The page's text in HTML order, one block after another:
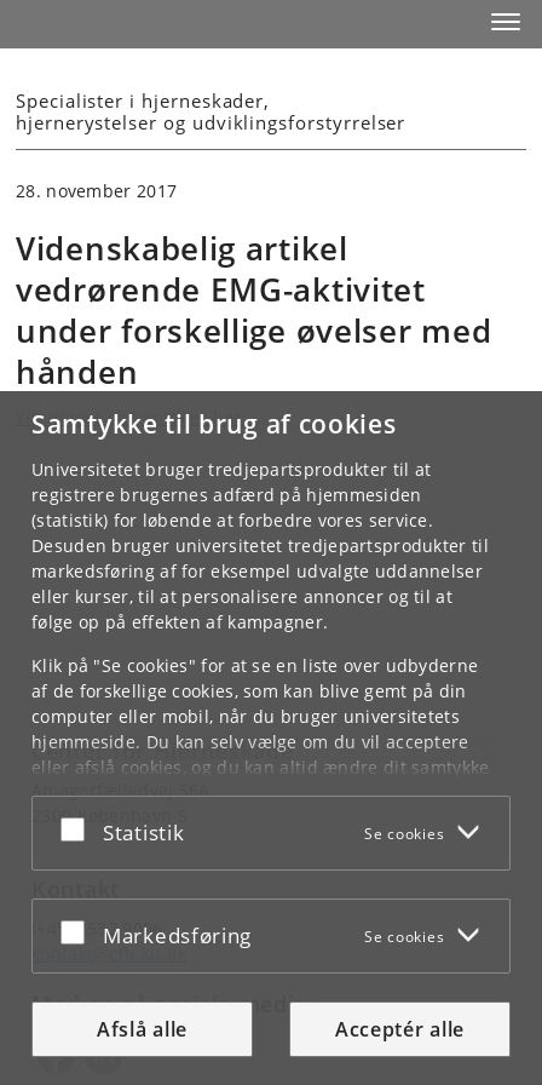
Samtykke til brug af cookies
Universitetet bruger tredjepartsprodukter til at
registrere brugernes adfærd på hjemmesiden
(statistik) for løbende at forbedre vores service.
Desuden bruger universitetet tredjepartsprodukter til
markedsføring af for eksempel udvalgte uddannelser
eller kurser, til at personalisere annoncer og til at
følge op på effekten af kampagner.
Klik på "Se cookies" for at se en liste over udbyderne
af de forskellige cookies, som kan blive gemt på din
computer eller mobil, når du bruger universitetets
hjemmeside. Du kan selv vælge om du vil acceptere
eller afslå cookies, og du kan altid ændre dit samtykke
underCookie- og privatlivspolitiksom du finder i
bunden af hver side.
Acceptér eller afslå
Statistik Se cookies
Acceptér eller afslå
Markedsføring Se cookies
Afslå alle Acceptér alle
Specialister i hjerneskader,
hjernerystelser og udviklingsforstyrrelser
28. november 2017
Videnskabelig artikel
vedrørende EMG-aktivitet
under forskellige øvelser med
hånden
Yderligere oplysninger her.
Center for Hjerneskade
2300 København S
(+45) 3532 9006
Mød os på sociale medier